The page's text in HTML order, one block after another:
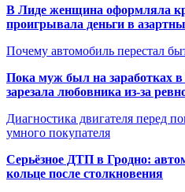
В Лиде женщина оформляла
проигрывала деньги в
Почему автомобиль перестал
Пока муж был на заработках
зарезала любовника из-за
Диагностика двигателя перед
умного покупателя
Серьёзное ДТП в Гродно:
кольце после столкновения